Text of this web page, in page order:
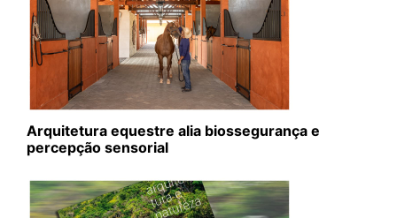
Arquitetura equestre alia biossegurança e
percepção sensorial